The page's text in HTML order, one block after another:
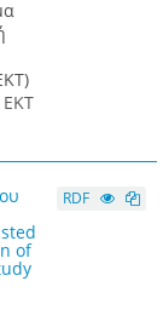
ΕΚΤ
of
RDF